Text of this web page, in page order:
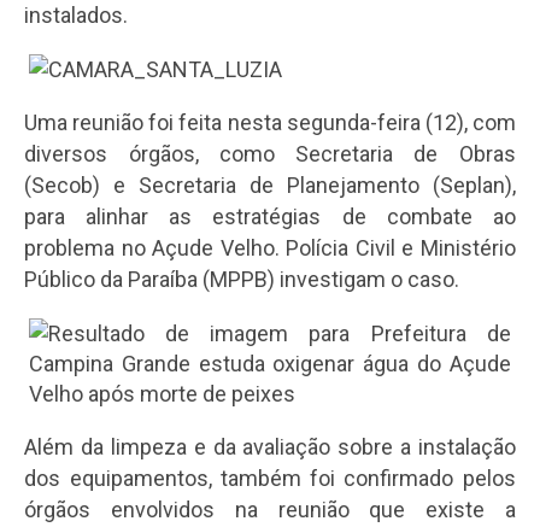
instalados.
Uma reunião foi feita nesta segunda-feira (12), com
diversos órgãos, como Secretaria de Obras
(Secob) e Secretaria de Planejamento (Seplan),
para alinhar as estratégias de combate ao
problema no Açude Velho. Polícia Civil e Ministério
Público da Paraíba (MPPB) investigam o caso.
Além da limpeza e da avaliação sobre a instalação
dos equipamentos, também foi confirmado pelos
órgãos envolvidos na reunião que existe a